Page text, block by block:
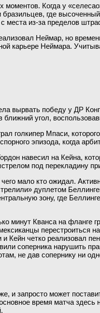
моментов. Когда у
где
из-за пределов
Неймар, но
карьере Неймара.
вырвать победу у ДР
угол,
голкипер Мпаси,
эпизода, когда
навесил на Кейна,
под перекладину
мало кто ожидал.
дуплетом
зону, где
минут Кванса на
перестроиться
четко реализовал
соперника нарушить
не дав сопернику ни
и запросто может
время матча